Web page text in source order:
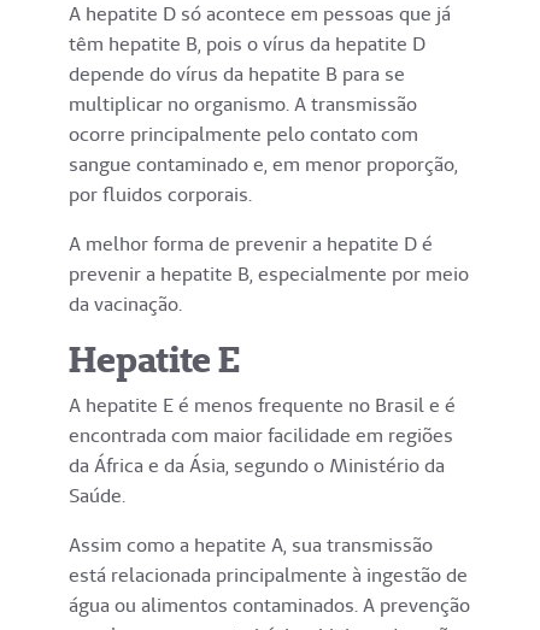
A hepatite D só acontece em pessoas que já
têm hepatite B, pois o vírus da hepatite D
depende do vírus da hepatite B para se
multiplicar no organismo. A transmissão
ocorre principalmente pelo contato com
sangue contaminado e, em menor proporção,
por fluidos corporais.
A melhor forma de prevenir a hepatite D é
prevenir a hepatite B, especialmente por meio
da vacinação.
Hepatite E
A hepatite E é menos frequente no Brasil e é
encontrada com maior facilidade em regiões
da África e da Ásia, segundo o Ministério da
Saúde.
Assim como a hepatite A, sua transmissão
está relacionada principalmente à ingestão de
água ou alimentos contaminados. A prevenção